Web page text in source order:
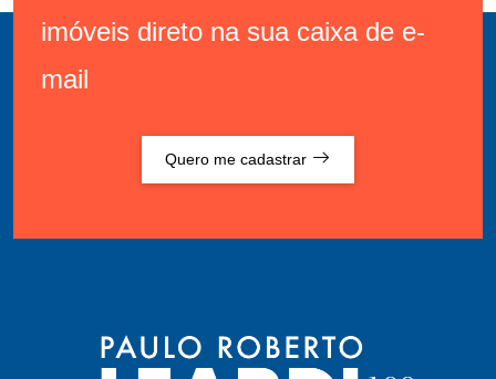
imóveis direto na sua caixa de e-
mail
Quero me cadastrar